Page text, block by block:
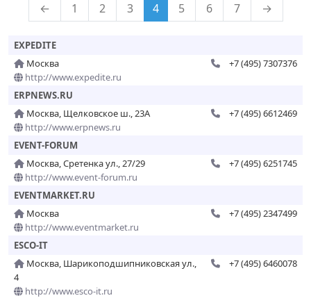
← 1 2 3 4 5 6 7 →
EXPEDITE
Москва
http://www.expedite.ru
+7 (495) 7307376
ERPNEWS.RU
Москва, Щелковское ш., 23А
http://www.erpnews.ru
+7 (495) 6612469
EVENT-FORUM
Москва, Сретенка ул., 27/29
http://www.event-forum.ru
+7 (495) 6251745
EVENTMARKET.RU
Москва
http://www.eventmarket.ru
+7 (495) 2347499
ESCO-IT
Москва, Шарикоподшипниковская ул.,
4
http://www.esco-it.ru
+7 (495) 6460078